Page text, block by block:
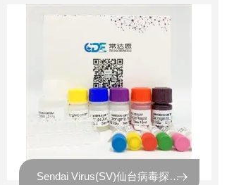
Sendai Virus(SV)仙台病毒探针法荧光定量RT-PCR试剂盒